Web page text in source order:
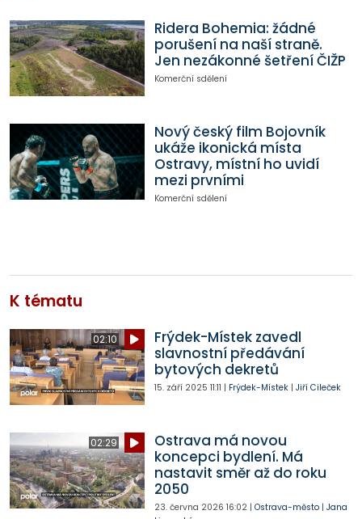
Ridera Bohemia: žádné
porušení na naší straně.
Jen nezákonné šetření ČIŽP
Komerční sdělení
Nový český film Bojovník
ukáže ikonická místa
Ostravy, místní ho uvidí
mezi prvními
Komerční sdělení
K tématu
02:10
Frýdek-Místek zavedl
slavnostní předávání
bytových dekretů
15. září 2025 11:11 | Frýdek-Místek| Jiří Cileček
02:29
Ostrava má novou
koncepci bydlení. Má
nastavit směr až do roku
2050
23. června 2026 16:02| Ostrava-město| Jana